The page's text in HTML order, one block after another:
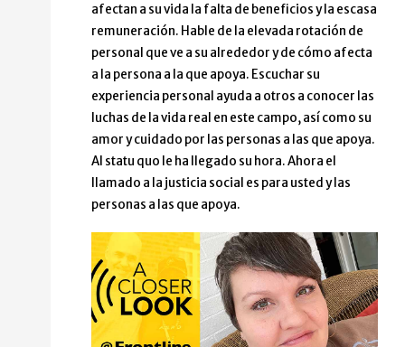
afectan a su vida la falta de beneficios y la escasa
remuneración. Hable de la elevada rotación de
personal que ve a su alrededor y de cómo afecta
a la persona a la que apoya. Escuchar su
experiencia personal ayuda a otros a conocer las
luchas de la vida real en este campo, así como su
amor y cuidado por las personas a las que apoya.
Al statu quo le ha llegado su hora. Ahora el
llamado a la justicia social es para usted y las
personas a las que apoya.